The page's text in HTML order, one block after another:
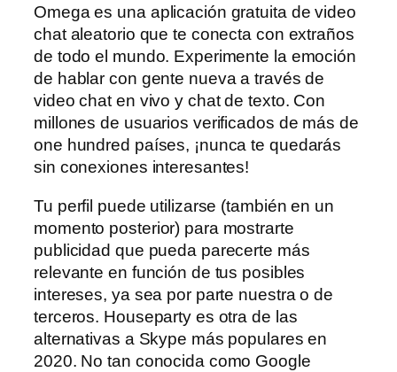
Omega es una aplicación gratuita de video
chat aleatorio que te conecta con extraños
de todo el mundo. Experimente la emoción
de hablar con gente nueva a través de
video chat en vivo y chat de texto. Con
millones de usuarios verificados de más de
one hundred países, ¡nunca te quedarás
sin conexiones interesantes!
Tu perfil puede utilizarse (también en un
momento posterior) para mostrarte
publicidad que pueda parecerte más
relevante en función de tus posibles
intereses, ya sea por parte nuestra o de
terceros. Houseparty es otra de las
alternativas a Skype más populares en
2020. No tan conocida como Google